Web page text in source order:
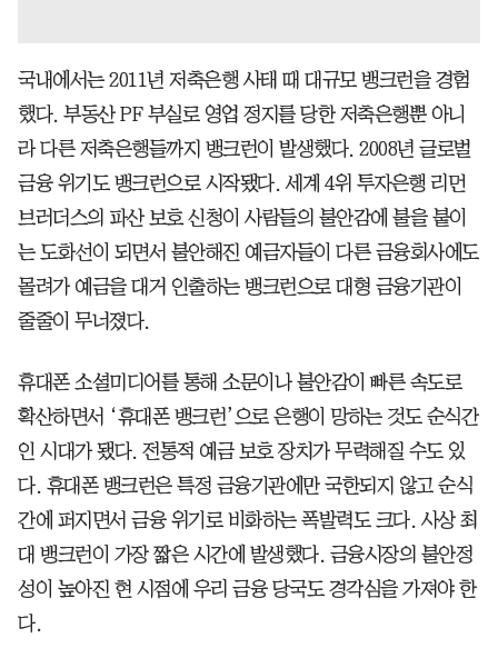
국내에서는 2011년 저축은행 사태 때 대규모 뱅크런을 경험
했다. 부동산 PF 부실로 영업 정지를 당한 저축은행뿐 아니
라 다른 저축은행들까지 뱅크런이 발생했다. 2008년 글로벌
금융 위기도 뱅크런으로 시작됐다. 세계 4위 투자은행 리먼
브러더스의 파산 보호 신청이 사람들의 불안감에 불을 붙이
는 도화선이 되면서 불안해진 예금자들이 다른 금융회사에도
몰려가 예금을 대거 인출하는 뱅크런으로 대형 금융기관이
줄줄이 무너졌다.
휴대폰 소셜미디어를 통해 소문이나 불안감이 빠른 속도로
확산하면서 ‘휴대폰 뱅크런’으로 은행이 망하는 것도 순식간
인 시대가 됐다. 전통적 예금 보호 장치가 무력해질 수도 있
다. 휴대폰 뱅크런은 특정 금융기관에만 국한되지 않고 순식
간에 퍼지면서 금융 위기로 비화하는 폭발력도 크다. 사상 최
대 뱅크런이 가장 짧은 시간에 발생했다. 금융시장의 불안정
성이 높아진 현 시점에 우리 금융 당국도 경각심을 가져야 한
다.